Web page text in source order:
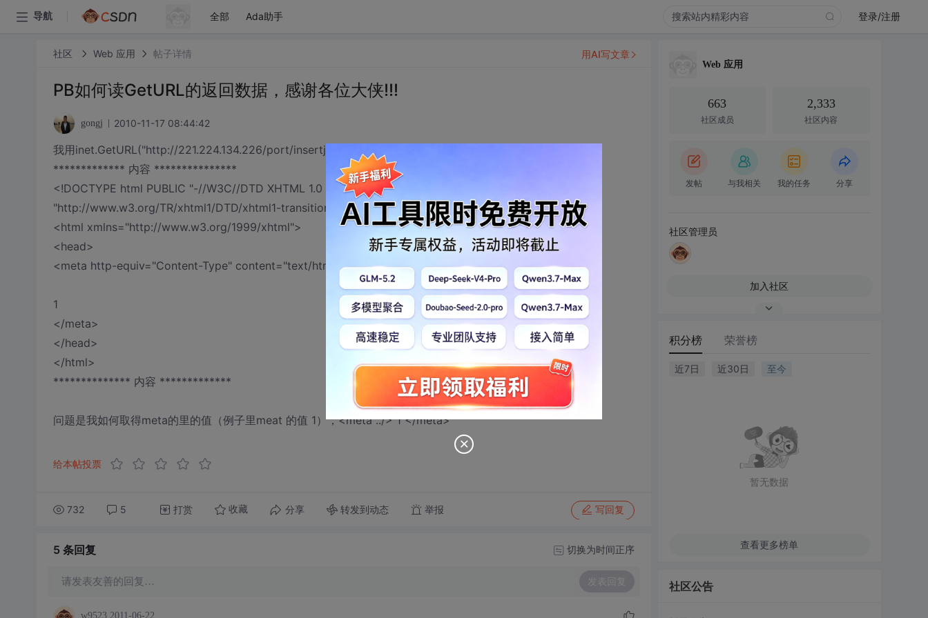
导航 全部 Ada助手 登录/注册
社区 Web 应用 帖子详情
PB如何读GetURL的返回数据，感谢各位大侠!!!
gongj 2010-11-17 08:44:42
我用inet.GetURL("http://221.224.134.226/port/insertjt.asp?no=11") 得到以下数据：
************* 内容 ***************
<!DOCTYPE html PUBLIC "-//W3C//DTD XHTML 1.0 Transitional//EN"
"http://www.w3.org/TR/xhtml1/DTD/xhtml1-transitional.dtd">
<html xmlns="http://www.w3.org/1999/xhtml">
<head>
<meta http-equiv="Content-Type" content="text/html; charset=UTF-8" />
1
</meta>
</head>
</html>
************** 内容 *************
问题是我如何取得meta的里的值（例子里meat 的值 1），<meta ../> 1 </meta>
给本帖投票
732 5 打赏 收藏 分享 转发到动态 举报 写回复
用AI写文章
5 条回复 切换为时间正序
请发表友善的回复… 发表回复
w9523 2011-06-22
Web 应用
663
社区成员
2,333
社区内容
发帖 与我相关 我的任务 分享
社区管理员
加入社区
积分榜 荣誉榜
近7日 近30日 至今
暂无数据
查看更多榜单
社区公告